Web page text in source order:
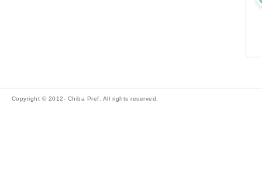
Copyright © 2012- Chiba Pref. All rights reserved.